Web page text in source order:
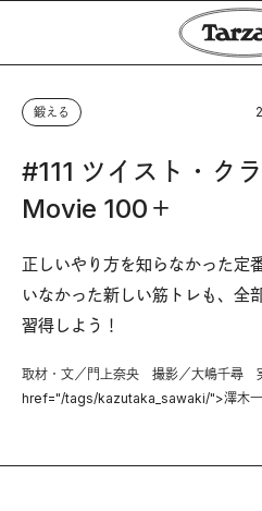
鍛える
#111 ツイスト・ク
Movie 100＋
正しいやり方を知らなかった定
いなかった新しい筋トレも、全
習得しよう！
取材・文／門上奈央 撮影／大嶋千尋
href="/tags/kazutaka_sawaki/">澤木